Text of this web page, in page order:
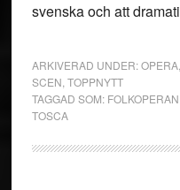
svenska och att
ARKIVERAD UNDER:OPERA,
SCEN TOPPNYTT
TAGGAD SOM: FOLKOPERAN
TOSCA